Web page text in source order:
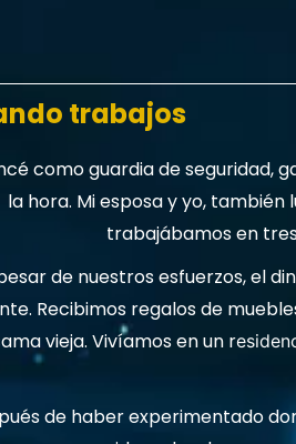
trabajos
como guardia de seguridad,
la hora. Mi esposa y yo, también
trabajábamos en
de nuestros esfuerzos, el
Recibimos regalos de
vieja. Vivíamos en un r
de haber experimentado